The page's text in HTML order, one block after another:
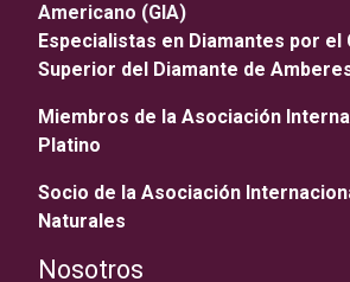
Americano (GIA)
Especialistas en Diamantes por el
Superior del Diamante de
Miembros de la Asociación
Platino
Socio de la Asociación
Naturales
Nosotros